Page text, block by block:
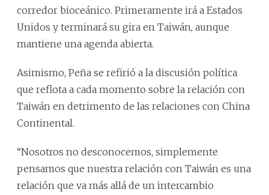
corredor bioceánico. Primeramente irá a Estados
Unidos y terminará su gira en Taiwán, aunque
mantiene una agenda abierta.
Asimismo, Peña se refirió a la discusión política
que reflota a cada momento sobre la relación con
Taiwán en detrimento de las relaciones con China
Continental.
“Nosotros no desconocemos, simplemente
pensamos que nuestra relación con Taiwán es una
relación que va más allá de un intercambio